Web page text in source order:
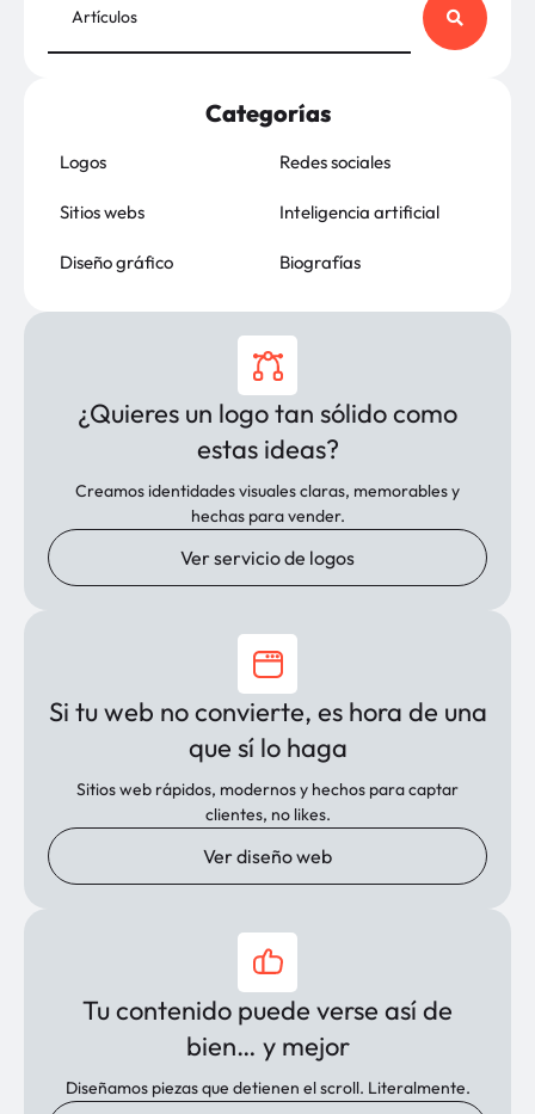
Categorías
Logos
Sitios webs
Diseño gráfico
Redes sociales
Inteligencia artificial
Biografías
¿Quieres un logo tan sólido como
estas ideas?
Creamos identidades visuales claras, memorables y
hechas para vender.
Ver servicio de logos
Si tu web no convierte, es hora de una
que sí lo haga
Sitios web rápidos, modernos y hechos para captar
clientes, no likes.
Ver diseño web
Tu contenido puede verse así de
bien… y mejor
Diseñamos piezas que detienen el scroll. Literalmente.